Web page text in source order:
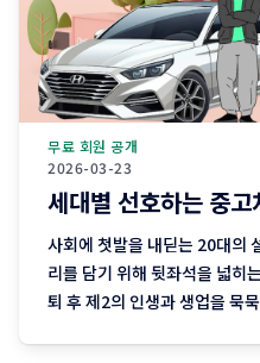
2026-03-23
무료 회원 공개
세대별 선호하는 중고
사회에 첫발을 내딛는 20대의
리를 담기 위해 뒷좌석을 넓히
퇴 후 제2의 인생과 생업을 묵